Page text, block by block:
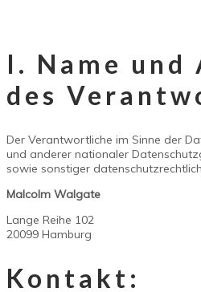
I. Name
des
Der Verantwortliche im Sinne der
und anderer nationaler
sowie sonstiger
Malcolm Walgate
Lange Reihe 102
20099 Hamburg
Kontakt: